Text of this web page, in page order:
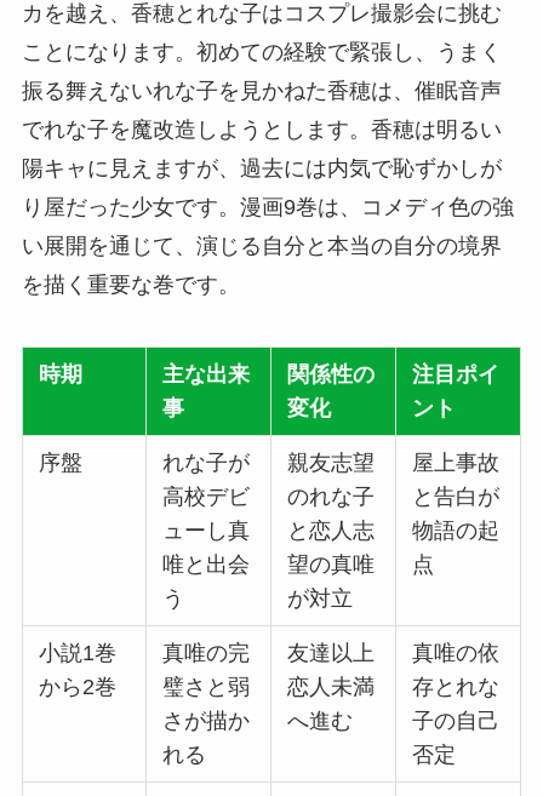
カを越え、香穂とれな子はコスプレ撮影会に挑む
ことになります。初めての経験で緊張し、うまく
振る舞えないれな子を見かねた香穂は、催眠音声
でれな子を魔改造しようとします。香穂は明るい
陽キャに見えますが、過去には内気で恥ずかしが
り屋だった少女です。漫画9巻は、コメディ色の強
い展開を通じて、演じる自分と本当の自分の境界
を描く重要な巻です。
時期
主な出来
事
関係性の
変化
注目ポイ
ント
序盤
れな子が
高校デビ
ューし真
唯と出会
う
親友志望
のれな子
と恋人志
望の真唯
が対立
屋上事故
と告白が
物語の起
点
小説1巻
から2巻
真唯の完
璧さと弱
さが描か
れる
友達以上
恋人未満
へ進む
真唯の依
存とれな
子の自己
否定